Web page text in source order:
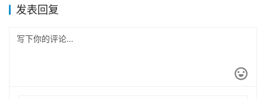
发表回复